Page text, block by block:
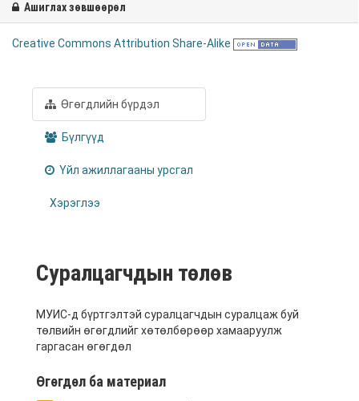
Ашиглах зөвшөөрөл
Creative Commons Attribution Share-Alike
Өгөгдлийн бүрдэл
Бүлгүүд
Үйл ажиллагааны урсгал
Хэрэглээ
Суралцагчдын төлөв
МУИС-д бүртгэлтэй суралцагчдын суралцаж буй
төлвийн өгөгдлийг хөтөлбөрөөр хамааруулж
гаргасан өгөгдөл
Өгөгдөл ба материал